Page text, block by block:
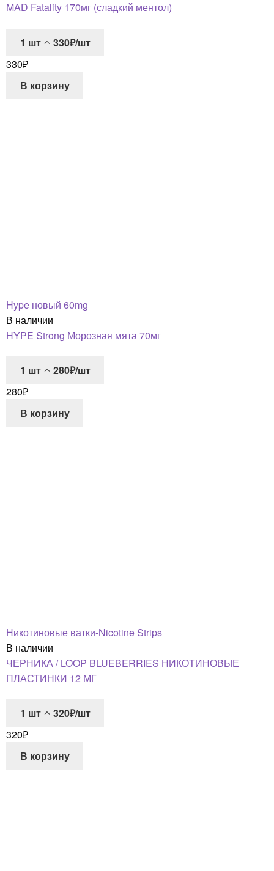
MAD Fatality 170мг (сладкий ментол)
1 шт
330₽/шт
330₽
В корзину
Hype новый 60mg
В наличии
HYPE Strong Морозная мята 70мг
1 шт
280₽/шт
280₽
В корзину
Никотиновые ватки-Nicotine Strips
В наличии
ЧЕРНИКА / LOOP BLUEBERRIES НИКОТИНОВЫЕ
ПЛАСТИНКИ 12 МГ
1 шт
320₽/шт
320₽
В корзину